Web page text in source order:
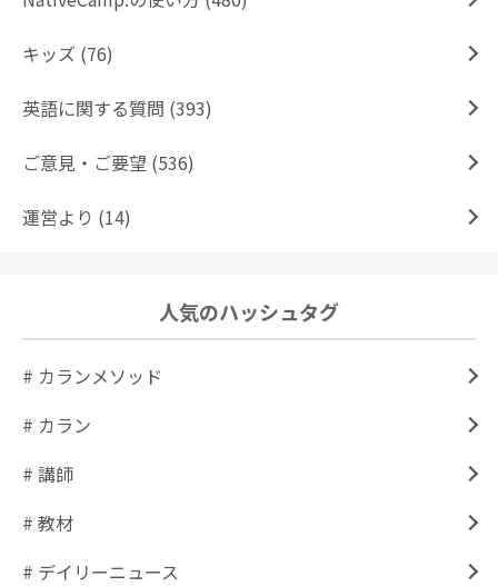
キッズ (76)
英語に関する質問 (393)
ご意見・ご要望 (536)
運営より (14)
人気のハッシュタグ
# カランメソッド
# カラン
# 講師
# 教材
# デイリーニュース